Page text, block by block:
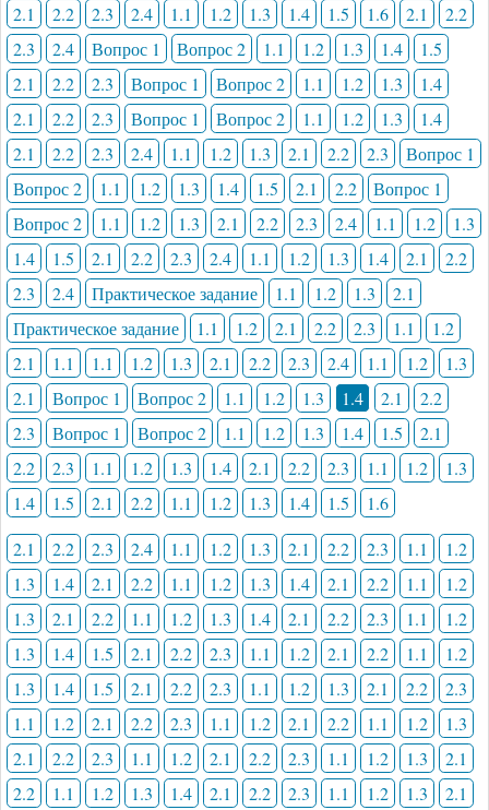
2.1
2.2 2.3 2.4 1.1 1.2 1.3 1.4 1.5 1.6 2.1
2.2
2.3
2.4 Вопрос 1 Вопрос 2 1.1 1.2 1.3 1.4
1.5
2.1
2.2 2.3 Вопрос 1 Вопрос 2 1.1 1.2 1.3
1.4
2.1
2.2 2.3 Вопрос 1 Вопрос 2 1.1 1.2 1.3
1.4
2.1
2.2 2.3 2.4 1.1 1.2 1.3 2.1 2.2 2.3
Вопрос 1
Вопрос 2
1.1 1.2 1.3 1.4 1.5 2.1 2.2
Вопрос 1
Вопрос 2
1.1 1.2 1.3 2.1 2.2 2.3 2.4 1.1 1.2
1.3
1.4
1.5 2.1 2.2 2.3 2.4 1.1 1.2 1.3 1.4 2.1
2.2
2.3
2.4 Практическое задание 1.1 1.2 1.3
2.1
Практическое задание
1.1 1.2 2.1 2.2 2.3 1.1
1.2
2.1
1.1 1.1 1.2 1.3 2.1 2.2 2.3 2.4 1.1 1.2
1.3
2.1
Вопрос 1 Вопрос 2 1.1 1.2 1.3 1.4 2.1
2.2
2.3
Вопрос 1 Вопрос 2 1.1 1.2 1.3 1.4 1.5
2.1
2.2
2.3 1.1 1.2 1.3 1.4 2.1 2.2 2.3 1.1 1.2
1.3
1.4
1.5 2.1 2.2 1.1 1.2 1.3 1.4 1.5
1.6
2.1
2.2 2.3 2.4 1.1 1.2 1.3 2.1 2.2 2.3 1.1
1.2
1.3
1.4 2.1 2.2 1.1 1.2 1.3 1.4 2.1 2.2 1.1
1.2
1.3
2.1 2.2 1.1 1.2 1.3 1.4 2.1 2.2 2.3 1.1
1.2
1.3
1.4 1.5 2.1 2.2 2.3 1.1 1.2 2.1 2.2 1.1
1.2
1.3
1.4 1.5 2.1 2.2 2.3 1.1 1.2 1.3 2.1 2.2
2.3
1.1
1.2 2.1 2.2 2.3 1.1 1.2 2.1 2.2 1.1 1.2
1.3
2.1
2.2 2.3 1.1 1.2 2.1 2.2 2.3 1.1 1.2 1.3
2.1
2.2
1.1 1.2 1.3 1.4 2.1 2.2 2.3 1.1 1.2 1.3 2.1